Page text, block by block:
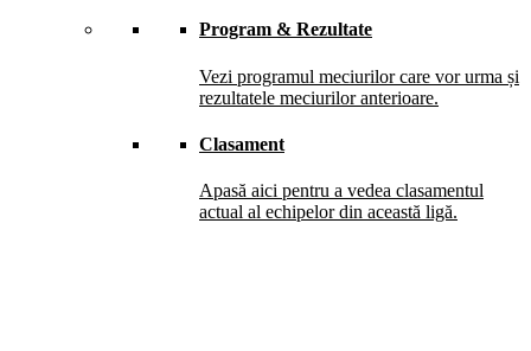
Program & Rezultate
Vezi programul meciurilor care vor urma și
rezultatele meciurilor anterioare.
Clasament
Apasă aici pentru a vedea clasamentul
actual al echipelor din această ligă.